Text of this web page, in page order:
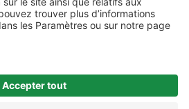
Informez-moi
consultation des professionnels de santé